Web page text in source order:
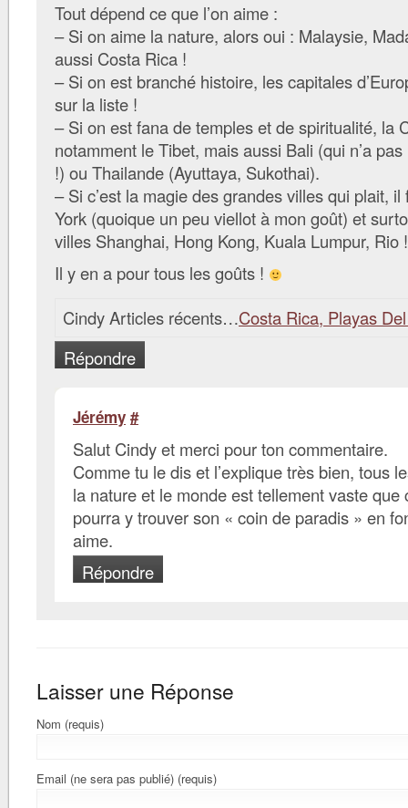
Tout dépend ce que l’on aime :
– Si on aime la nature, alors oui : Malaysie,
aussi Costa Rica !
– Si on est branché histoire, les capitales
sur la liste !
– Si on est fana de temples et de spiritualité, la
notamment le Tibet, mais aussi Bali (qui n’a
!) ou Thailande (Ayuttaya, Sukothai).
– Si c’est la magie des grandes villes qui plait,
York (quoique un peu viellot à mon goût) et
villes Shanghai, Hong Kong, Kuala Lumpur, Rio !
Il y en a pour tous les goûts !
Cindy Articles récents…Costa Rica, Playas
Répondre
Jérémy #
Salut Cindy et merci pour ton commentaire.
Comme tu le dis et l’explique très bien, tous
la nature et le monde est tellement vaste que
pourra y trouver son « coin de paradis » en
aime.
Répondre
Laisser une Réponse
Nom (requis)
Email (ne sera pas publié) (requis)